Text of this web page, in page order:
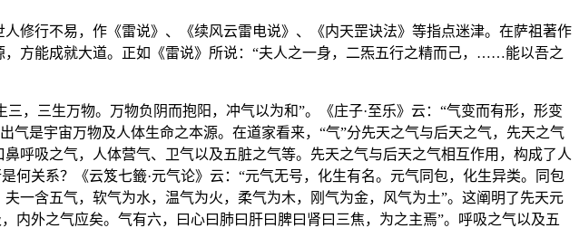
修行不易，作《雷说》、《续风云雷电说》、《内天罡诀法》等指点迷津。在萨祖著作
方能成就大道。正如《雷说》所说：“夫人之一身，二炁五行之精而己，……能以吾之
，三生万物。万物负阴而抱阳，冲气以为和”。《庄子·至乐》云：“气变而有形，形变
是宇宙万物及人体生命之本源。在道家看来，“气”分先天之气与后天之气，先天之气
呼吸之气，人体营气、卫气以及五脏之气等。先天之气与后天之气相互作用，构成了人
何关系？《云笈七籤·元气论》云：“元气无号，化生有名。元气同包，化生异类。同包
含五气，软气为水，温气为火，柔气为木，刚气为金，风气为土”。这阐明了先天元
内外之气应矣。气有六，曰心曰肺曰肝曰脾曰肾曰三焦，为之主焉”。呼吸之气以及五